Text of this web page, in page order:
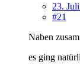
23.
#21
Naben
es ging